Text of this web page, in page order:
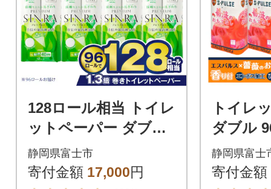
128ロール相当 トイレ
ットペーパー ダブル
プレミアムシンラ 日
用品 人気
静岡県富士市
寄付金額 17,000円
トイレ
ダブル
のおも
ルス 日
静岡県富士
寄付金額